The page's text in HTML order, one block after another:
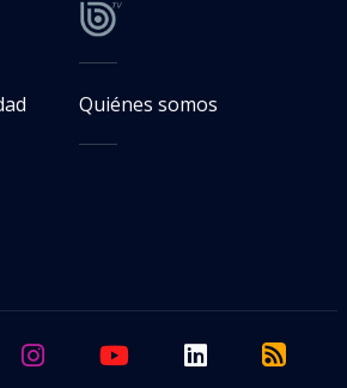
Quiénes somos